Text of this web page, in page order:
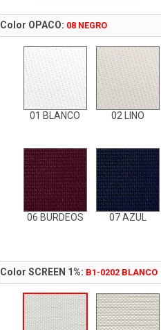
Color OPACO: 08 NEGRO
01 BLANCO 02 LINO
06 BURDEOS 07 AZUL
Color SCREEN 1%: B1-0202 BLANCO